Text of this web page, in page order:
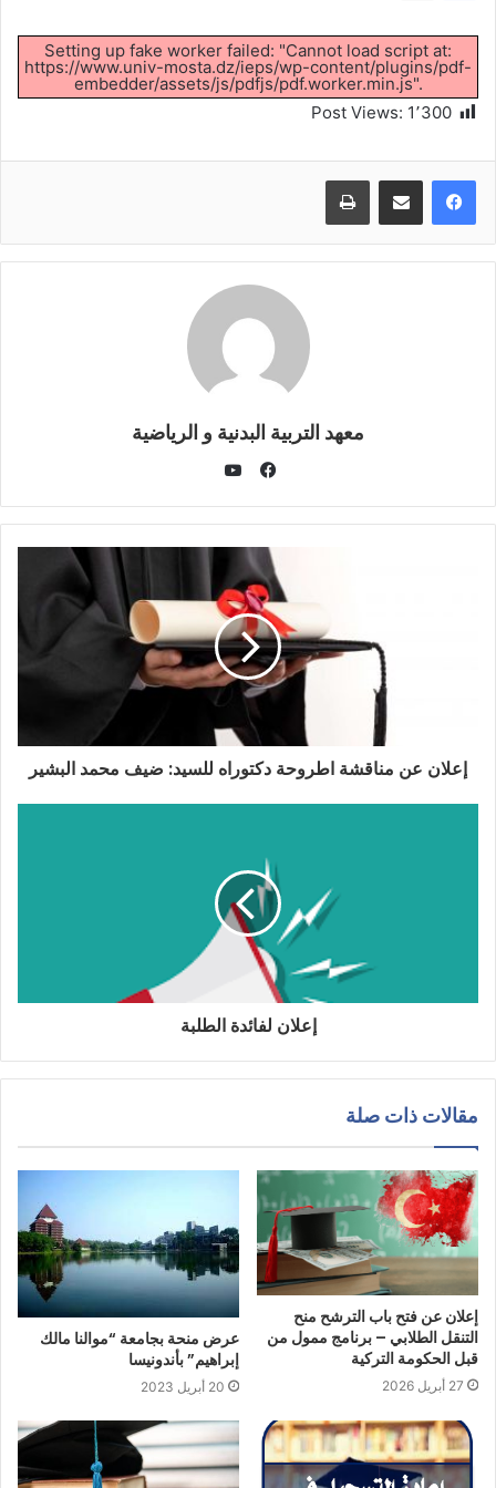
Setting up fake worker failed: "Cannot load script at:
https://www.univ-mosta.dz/ieps/wp-content/plugins/pdf-
embedder/assets/js/pdfjs/pdf.worker.min.js".
Post Views: 1٬300
طباعة
معهد التربية البدنية و الرياضية
إعلان عن مناقشة اطروحة دكتوراه للسيد: ضيف محمد البشير
إعلان لفائدة الطلبة
مقالات ذات صلة
إعلان عن فتح باب الترشح منح
التنقل الطلابي – برنامج ممول من
قبل الحكومة التركية
27 أبريل 2026
عرض منحة بجامعة “موالنا مالك
إبراهيم” بأندونيسا
20 أبريل 2023